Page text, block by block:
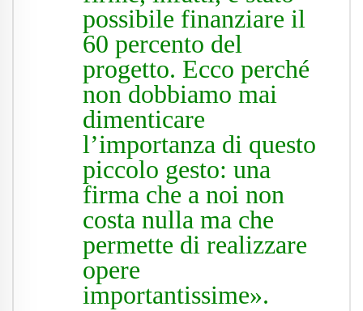
possibile finanziare il
60 percento del
progetto. Ecco perché
non dobbiamo mai
dimenticare
l’importanza di questo
piccolo gesto: una
firma che a noi non
costa nulla ma che
permette di realizzare
opere
importantissime».